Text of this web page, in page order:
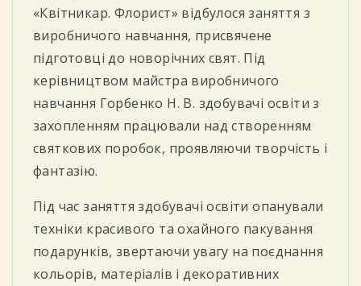
«Квітникар. Флорист» відбулося заняття з
виробничого навчання, присвячене
підготовці до новорічних свят. Під
керівництвом майстра виробничого
навчання Горбенко Н. В. здобувачі освіти з
захопленням працювали над створенням
святкових поробок, проявляючи творчість і
фантазію.
Під час заняття здобувачі освіти опанували
техніки красивого та охайного пакування
подарунків, звертаючи увагу на поєднання
кольорів, матеріалів і декоративних